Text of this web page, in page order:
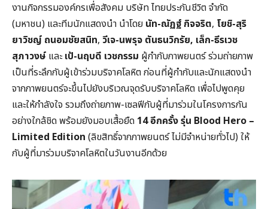
งานกิจกรรมองค์กรเพื่อสังคม บริษัท ไทยประกันชีวิต จำกัด
(มหาชน) และทีมนักแสดงนำ นำโดย นัท-ณัฏฐ์ กิจจริต, โยชิ-สุริ
ยาวิชญ์ ถนอมชัยสนิท, วีเจ-นพรุจ ตันธนวิกรัย, เล็ก-ธีรเวช
สุภาวงษ์ และเป้-นฤบดี เวชกรรม ผู้กำกับภาพยนตร์ ร่วมถ่ายภาพ
เป็นที่ระลึกกับผู้เข้าร่วมบริจาคโลหิต ก่อนที่ผู้กำกับและนักแสดงนำ
จากภาพยนตร์จะขึ้นไปยังบริเวณจุดรับบริจาคโลหิต เพื่อไปพูดคุย
และให้กำลังใจ รวมถึงถ่ายภาพ-เซลฟีกับผู้ที่มาร่วมในโครงการกัน
อย่างใกล้ชิด พร้อมยังมอบเสื้อยืด 14 อีกครั้ง รุ่น Blood Hero –
Limited Edition (ลิขสิทธิ์จากภาพยนตร์ ไม่มีจำหน่ายทั่วไป) ให้
กับผู้ที่มาร่วมบริจาคโลหิตในวันงานอีกด้วย